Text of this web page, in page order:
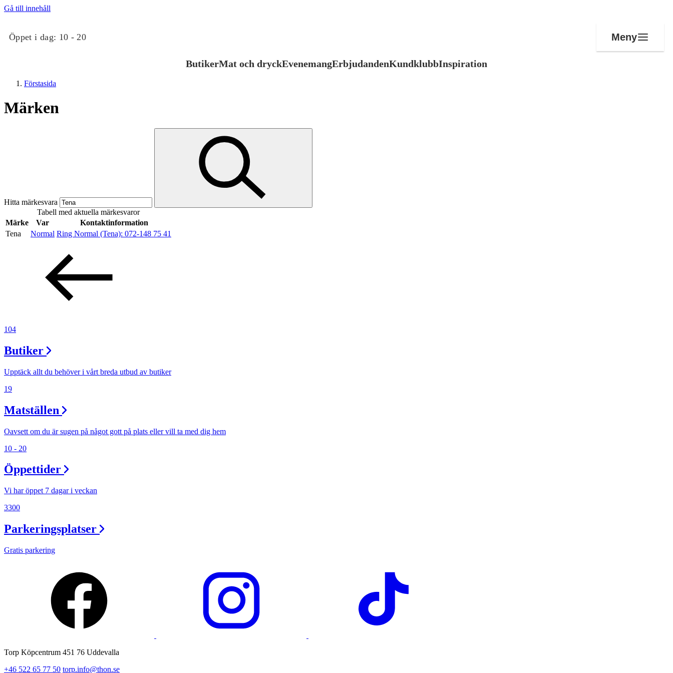
Gå till innehåll
Öppet i dag: 10 - 20 Meny
ButikerMat och dryckEvenemangErbjudandenKundklubbInspiration
Mat och dryck
Evenemang
Erbjudanden
Kundklubb
Sök
Öppettider
Praktisk information
Magasin
Presentkort
Förstasida
Märken
Hitta märkesvara
Tabell med aktuella märkesvaror
Märke
Var
Kontaktinformation
Tena
Normal Ring Normal (Tena): 072-148 75 41
104
Butiker
Upptäck allt du behöver i vårt breda utbud av butiker
19
Matställen
Oavsett om du är sugen på något gott på plats eller vill ta med dig hem
10 - 20
Öppettider
Vi har öppet 7 dagar i veckan
3300
Parkeringsplatser
Gratis parkering
Torp Köpcentrum 451 76 Uddevalla
+46 522 65 77 50 torp.info@thon.se